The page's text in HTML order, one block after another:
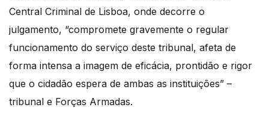
Central Criminal de Lisboa, onde decorre o
julgamento, “compromete gravemente o regular
funcionamento do serviço deste tribunal, afeta de
forma intensa a imagem de eficácia, prontidão e rigor
que o cidadão espera de ambas as instituições” –
tribunal e Forças Armadas.